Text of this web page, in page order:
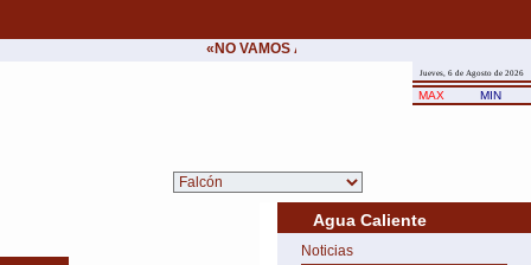
«NO VAMOS A CEDER NUNCA AL CHANTAJE
Jueves, 6 de Agosto de 2026
MAX MIN
Agua Caliente
Noticias